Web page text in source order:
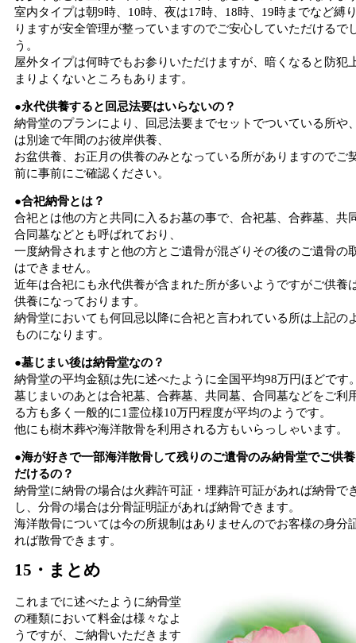
室内タイプは朝9時、10時、夜は17時、18時、19時までなど縛
りますが安全管理が整っていますのでご安心していただけるで
う。
屋外タイプは何時でもお参りいただけますが、暗くなると防犯
まりよくないところもあります。
●永代供養すると回忌法要はいらないの？
納骨堂のプランにより、回忌法要までセットでついている所や
は別途で年間のお彼岸供養、
お盆供養、お正月の供養のみとなっている所がありますのでご
前に事前にご確認ください。
●合祀納骨とは？
合祀とは他の方と共同に入るお墓の事で、合祀墓、合葬墓、共
合同墓などとも呼ばれており、
一度納骨されますと他の方とご遺骨が混ざりその後のご遺骨の
はできません。
近年は合祀にも永代供養が含まれた所が多いようですがご供養
供養になっております。
納骨堂においても何回忌以降に合祀と言われている所は上記の
ものになります。
●墓じまい後は納骨堂なの？
納骨堂の平均金額は先に述べたように全国平均98万円ほどです
墓じまいのあとは合祀墓、合葬墓、共同墓、合同墓などをご利
る方も多く一般的に1霊位様10万円程度が平均のようです。
他にも樹木葬や海洋散骨を利用される方もいらっしゃいます。
●海が好きで一部海洋散骨して残りのご遺骨のみ納骨堂でご供
だけるの？
納骨堂に納骨の場合は火葬許可証・埋葬許可証があれば納骨で
し、分骨の場合は分骨証明証があれば納骨できます。
海洋散骨については今の所規制はありませんのでお客様の身分
れば散骨できます。
15・まとめ
これまでに述べたように納骨堂
の種類において料金は様々なよ
うですが、ご納骨いただきます